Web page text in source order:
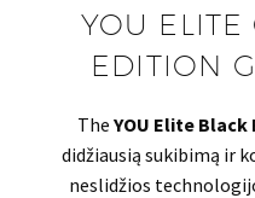
YOU ELITE
EDITION
The YOU Elite
didžiausią sukibimą ir
neslidžios